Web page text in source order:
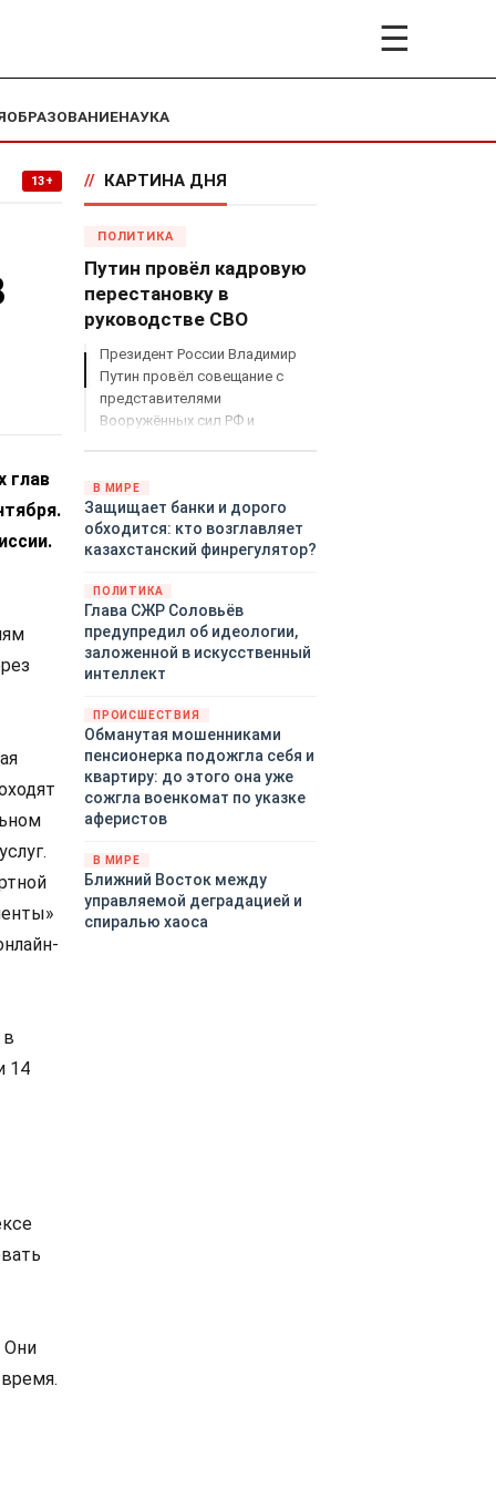
☰
ОБРАЗОВАНИЕНАУКА
13+
глав
в
14
Они
// КАРТИНА ДНЯ
ПОЛИТИКА
Путин провёл кадровую
перестановку в
руководстве СВО
Президент России Владимир
Путин провёл совещание с
представителями
Вооружённых сил РФ и
руководстве спецоперацией.
В МИРЕ
Защищает банки и дорого
обходится: кто возглавляет
казахстанский финрегулятор?
ПОЛИТИКА
Глава СЖР Соловьёв
предупредил об идеологии,
заложенной в искусственный
интеллект
ПРОИСШЕСТВИЯ
Обманутая мошенниками
пенсионерка подожгла себя и
квартиру: до этого она уже
сожгла военкомат по указке
аферистов
В МИРЕ
Ближний Восток между
управляемой деградацией и
спиралью хаоса